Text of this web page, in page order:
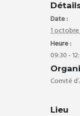
Date :
1
Heure :
09:30 -
Comité
Lieu